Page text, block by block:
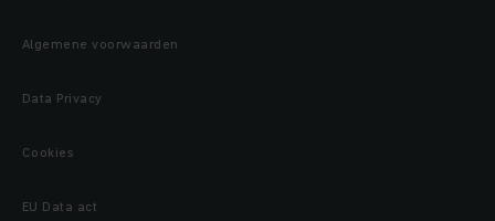
Algemene voorwaarden
Data Privacy
Cookies
EU Data act